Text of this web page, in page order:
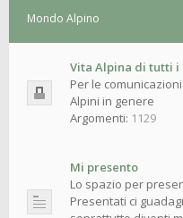
Mondo Alpino
Vita Alpina di tutti i
Per le
Alpini in genere
Argomenti: 1129
Mi presento
Lo spazio per
Presentati ci